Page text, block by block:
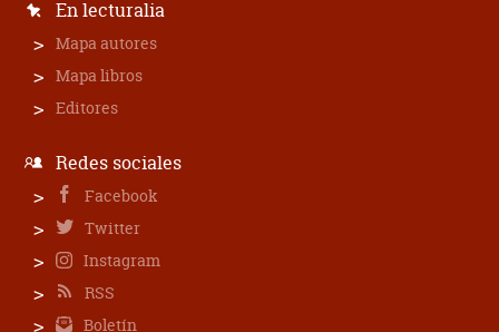
En lecturalia
Mapa autores
Mapa libros
Editores
Redes sociales
Facebook
Twitter
Instagram
RSS
Boletín